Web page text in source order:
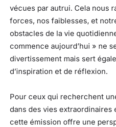
vécues par autrui. Cela nous
forces, nos faiblesses, et
obstacles de la vie
commence aujourd’hui » ne
divertissement mais sert
d’inspiration et de réflexion.
Pour ceux qui recherchent
dans des vies extraordinaires
cette émission offre une